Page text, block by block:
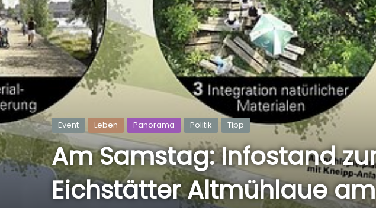
Event Leben Panorama Politik Tipp
Am Samstag: Infostand
Eichstätter Altmühlaue